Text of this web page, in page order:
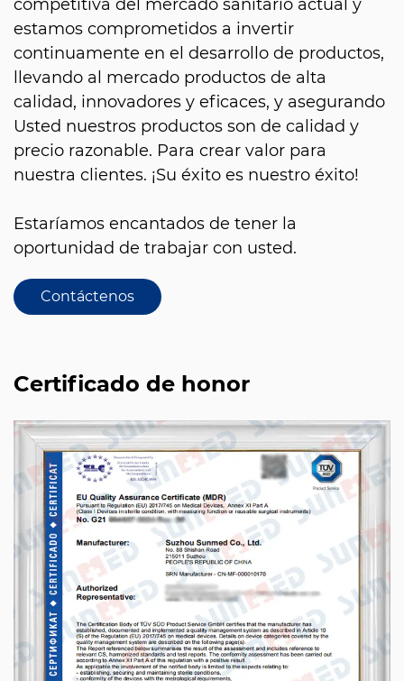
competitiva del mercado sanitario actual y
estamos comprometidos a invertir
continuamente en el desarrollo de productos,
llevando al mercado productos de alta
calidad, innovadores y eficaces, y asegurando
Usted nuestros productos son de calidad y
precio razonable. Para crear valor para
nuestra clientes. ¡Su éxito es nuestro éxito!
Estaríamos encantados de tener la
oportunidad de trabajar con usted.
Contáctenos
Certificado de honor